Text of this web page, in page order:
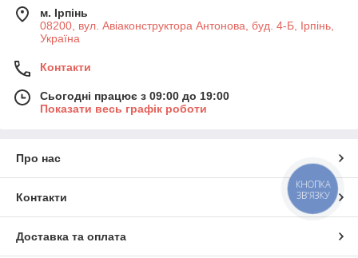
м. Ірпінь
08200, вул. Авіаконструктора Антонова, буд. 4-Б, Ірпінь,
Україна
Контакти
Сьогодні працює з 09:00 до 19:00
Показати весь графік роботи
Про нас
Контакти
Доставка та оплата
КНОПКА
ЗВ'ЯЗКУ